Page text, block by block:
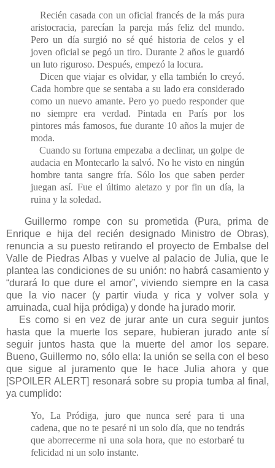
Recién casada con un oficial francés de la más pura
aristocracia, parecían la pareja más feliz del mundo.
Pero un día surgió no sé qué historia de celos y el
joven oficial se pegó un tiro. Durante 2 años le guardó
un luto riguroso. Después, empezó la locura.
Dicen que viajar es olvidar, y ella también lo creyó.
Cada hombre que se sentaba a su lado era considerado
como un nuevo amante. Pero yo puedo responder que
no siempre era verdad. Pintada en París por los
pintores más famosos, fue durante 10 años la mujer de
moda.
Cuando su fortuna empezaba a declinar, un golpe de
audacia en Montecarlo la salvó. No he visto en ningún
hombre tanta sangre fría. Sólo los que saben perder
juegan así. Fue el último aletazo y por fin un día, la
ruina y la soledad.
Guillermo rompe con su prometida (Pura, prima de
Enrique e hija del recién designado Ministro de Obras),
renuncia a su puesto retirando el proyecto de Embalse del
Valle de Piedras Albas y vuelve al palacio de Julia, que le
plantea las condiciones de su unión: no habrá casamiento y
“durará lo que dure el amor”, viviendo siempre en la casa
que la vio nacer (y partir viuda y rica y volver sola y
arruinada, cual hija pródiga) y donde ha jurado morir.
Es como si en vez de jurar ante un cura seguir juntos
hasta que la muerte los separe, hubieran jurado ante sí
seguir juntos hasta que la muerte del amor los separe.
Bueno, Guillermo no, sólo ella: la unión se sella con el beso
que sigue al juramento que le hace Julia ahora y que
[SPOILER ALERT] resonará sobre su propia tumba al final,
ya cumplido:
Yo, La Pródiga, juro que nunca seré para ti una
cadena, que no te pesaré ni un solo día, que no tendrás
que aborrecerme ni una sola hora, que no estorbaré tu
felicidad ni un solo instante.